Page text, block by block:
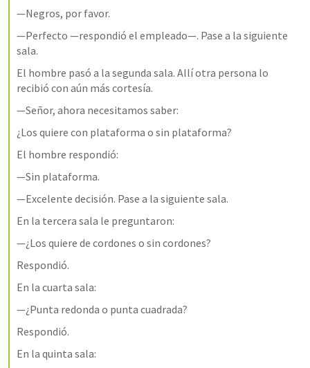
—Negros, por favor.
—Perfecto —respondió el empleado—. Pase a la siguiente
sala.
El hombre pasó a la segunda sala. Allí otra persona lo
recibió con aún más cortesía.
—Señor, ahora necesitamos saber:
¿Los quiere con plataforma o sin plataforma?
El hombre respondió:
—Sin plataforma.
—Excelente decisión. Pase a la siguiente sala.
En la tercera sala le preguntaron:
—¿Los quiere de cordones o sin cordones?
Respondió.
En la cuarta sala:
—¿Punta redonda o punta cuadrada?
Respondió.
En la quinta sala: